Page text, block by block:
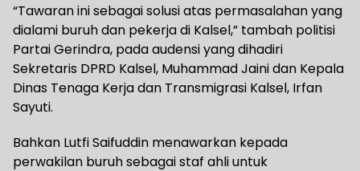
“Tawaran ini sebagai solusi atas permasalahan yang
dialami buruh dan pekerja di Kalsel,” tambah politisi
Partai Gerindra, pada audensi yang dihadiri
Sekretaris DPRD Kalsel, Muhammad Jaini dan Kepala
Dinas Tenaga Kerja dan Transmigrasi Kalsel, Irfan
Sayuti.
Bahkan Lutfi Saifuddin menawarkan kepada
perwakilan buruh sebagai staf ahli untuk